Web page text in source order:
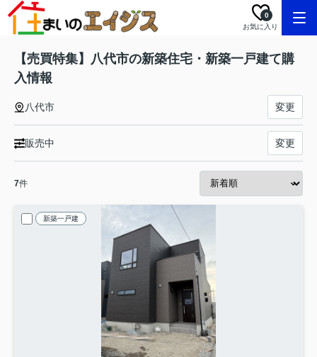
お気に入り
0
【売買特集】八代市の新築住宅・新築一戸建て購
入情報
八代市 変更
販売中 変更
7件
新築一戸建